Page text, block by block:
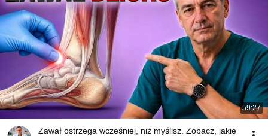
59:27
Zawał ostrzega wcześniej, niż myślisz. Zobacz, jakie